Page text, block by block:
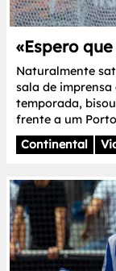
«Espero
Naturalmente
sala de
temporada,
frente a um
Continental